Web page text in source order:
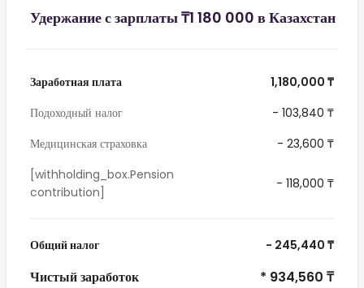
Удержание с зарплаты ₸1 180 000 в Казахстан
Заработная плата
1,180,000 ₸
Подоходный налог
- 103,840 ₸
Медицинская страховка
- 23,600 ₸
[withholding_box.Pension
contribution]
- 118,000 ₸
Общий налог - 245,440 ₸
Чистый заработок * 934,560 ₸